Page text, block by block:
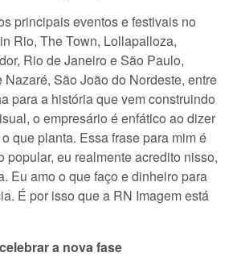
principais eventos e festivais no
Rio, The Town, Lollapalloza,
Rio de Janeiro e São Paulo,
Nazaré, São João do Nordeste, entre
para a história que vem construindo
o empresário é enfático ao dizer
que planta. Essa frase para mim é
popular, eu realmente acredito nisso,
Eu amo o que faço e dinheiro para
É por isso que a RN Imagem está
a nova fase